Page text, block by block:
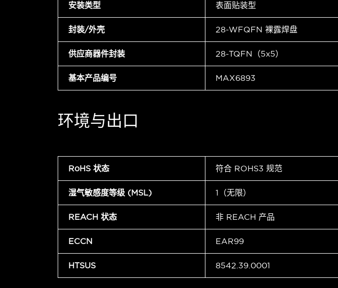
安装类型 表面贴装型
封装/外壳 28-WFQFN 裸露焊盘
供应商器件封装 28-TQFN（5x5）
基本产品编号 MAX6893
环境与出口
RoHS 状态 符合 ROHS3 规范
湿气敏感度等级 (MSL) 1（无限）
REACH 状态 非 REACH 产品
ECCN EAR99
HTSUS 8542.39.0001